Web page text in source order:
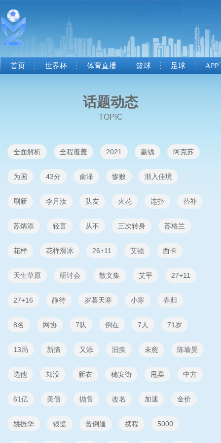
首页 世界杯 体育直播 篮球 足球 APP
话题动态
TOPIC
全面解析 全程覆盖 2021 赢钱 阿克苏
为国 43分 俞泽 惨败 渐入佳境
刷新 李月汝 队友 火花 连扑 替补
苏炳添 轻言 从不 三次转身 苏格兰
花样 花样滑冰 26+11 艾顿 西卡
天生草原 研讨会 散文集 艾平 27+11
27+16 静待 岁暮天寒 小寒 春归
8名 网协 7队 倒在 7人 71岁
13局 新痛 又添 旧疾 未愈 陈瑜昊
选他 却没 新衣 穗安街 甩卖 中方
61亿 美债 抛售 改名 加速 金价
姚振华 银监 曾倒逼 携程 5000